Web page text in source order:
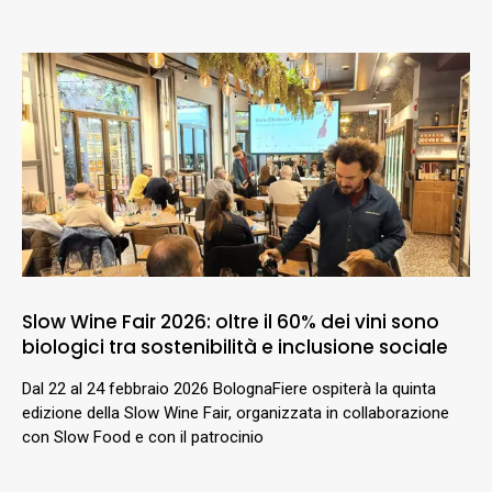
Slow Wine Fair 2026: oltre il 60% dei vini sono
biologici tra sostenibilità e inclusione sociale
Dal 22 al 24 febbraio 2026 BolognaFiere ospiterà la quinta
edizione della Slow Wine Fair, organizzata in collaborazione
con Slow Food e con il patrocinio